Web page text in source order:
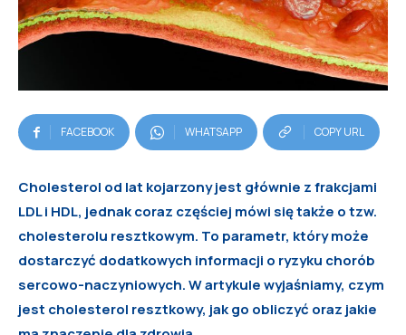
FACEBOOK WHATSAPP COPY URL
Cholesterol od lat kojarzony jest głównie z frakcjami
LDL i HDL, jednak coraz częściej mówi się także o tzw.
cholesterolu resztkowym. To parametr, który może
dostarczyć dodatkowych informacji o ryzyku chorób
sercowo-naczyniowych. W artykule wyjaśniamy, czym
jest cholesterol resztkowy, jak go obliczyć oraz jakie